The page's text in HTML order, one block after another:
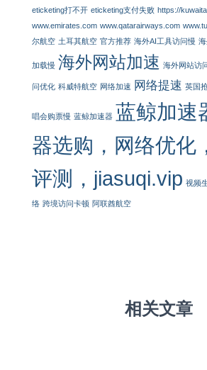
eticketing打不开 eticketing支付失败 https://
www.emirates.com www.qatarairways.com
尔航空 土耳其航空 官方推荐 海外AI工具访问慢
加载慢 海外网站加速 海外网站访
问优化 科威特航空 网络加速 网络提速 英国
唱会购票慢 蓝鲸加速器 蓝鲸加速
器选购，网络优化
评测，jiasuqi.vip 视频
络 跨境访问卡顿 阿联酋航空
相关文章